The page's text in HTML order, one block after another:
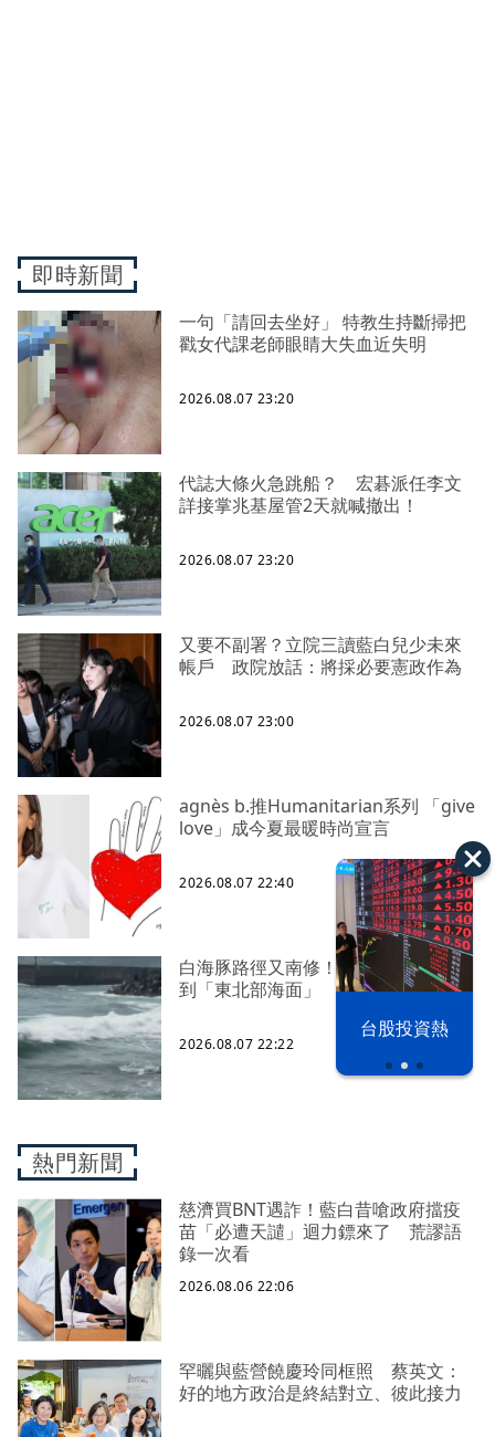
台股投資熱
即時新聞
一句「請回去坐好」 特教生持斷掃把
戳女代課老師眼睛大失血近失明
2026.08.07 23:20
代誌大條火急跳船？ 宏碁派任李文
詳接掌兆基屋管2天就喊撤出！
2026.08.07 23:20
又要不副署？立院三讀藍白兒少未來
帳戶 政院放話：將採必要憲政作為
2026.08.07 23:00
agnès b.推Humanitarian系列 「give
love」成今夏最暖時尚宣言
2026.08.07 22:40
白海豚路徑又南修！ 海警範圍擴增
到「東北部海面」
2026.08.07 22:22
熱門新聞
慈濟買BNT遇詐！藍白昔嗆政府擋疫
苗「必遭天譴」迴力鏢來了 荒謬語
錄一次看
2026.08.06 22:06
罕曬與藍營饒慶玲同框照 蔡英文：
好的地方政治是終結對立、彼此接力